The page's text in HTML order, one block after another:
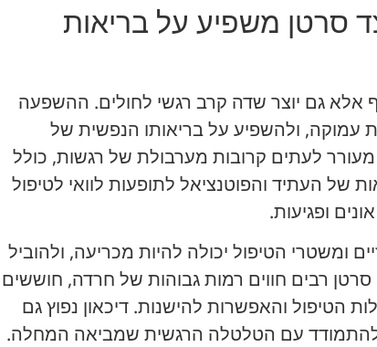
סרטן משפיע על בריאות
אלא גם יוצר שדה קרב רגשי לחולים. ההשפעה
עמוקה, ולהשפיע על בריאותו הנפשית של
לעתים קרובות מערבולת של רגשות, כולל
של העתיד והפוטנציאל לתופעות לוואי לטיפול
ופגיעות.
ומשטרי הטיפול יכולה להיות מכריעה, ולהוביל
רבים חווים רמות גבוהות של חרדה, חוששים
הטיפול והאפשרות להישנות. דיכאון נפוץ גם
להתמודד עם הטלטלה הרגשית שמביאה המחלה.